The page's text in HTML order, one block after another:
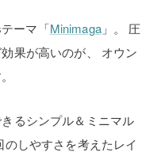
ーマ「Minimaga」。
圧
果が高いのが、
オウン
るシンプル＆ミニマル
しやすさを考えたレイ